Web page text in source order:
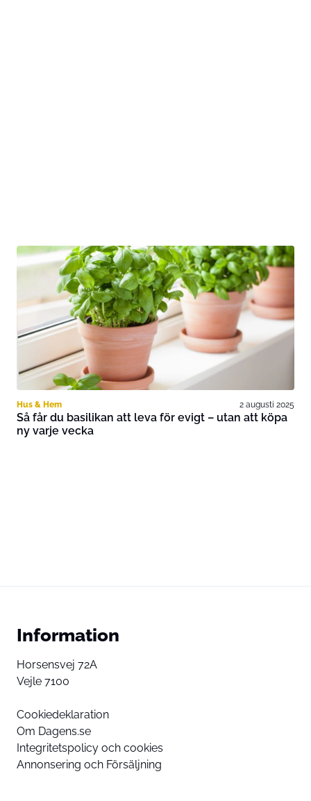
Hus & Hem 2 augusti 2025
Så får du basilikan att leva för evigt – utan att köpa
ny varje vecka
Information
Horsensvej 72A
Vejle 7100
Cookiedeklaration
Om Dagens.se
Integritetspolicy och cookies
Annonsering och Försäljning